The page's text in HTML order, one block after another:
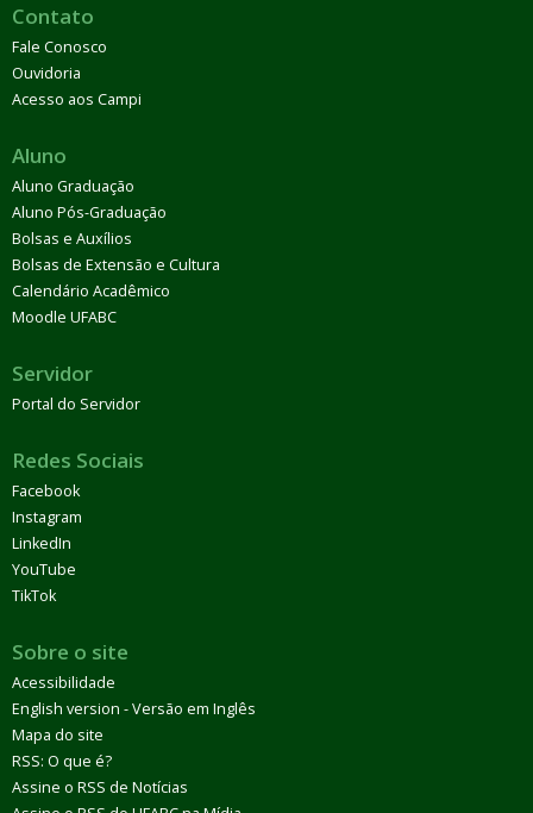
Contato
Fale Conosco
Ouvidoria
Acesso aos Campi
Aluno
Aluno Graduação
Aluno Pós-Graduação
Bolsas e Auxílios
Bolsas de Extensão e Cultura
Calendário Acadêmico
Moodle UFABC
Servidor
Portal do Servidor
Redes Sociais
Facebook
Instagram
LinkedIn
YouTube
TikTok
Sobre o site
Acessibilidade
English version - Versão em Inglês
Mapa do site
RSS: O que é?
Assine o RSS de Notícias